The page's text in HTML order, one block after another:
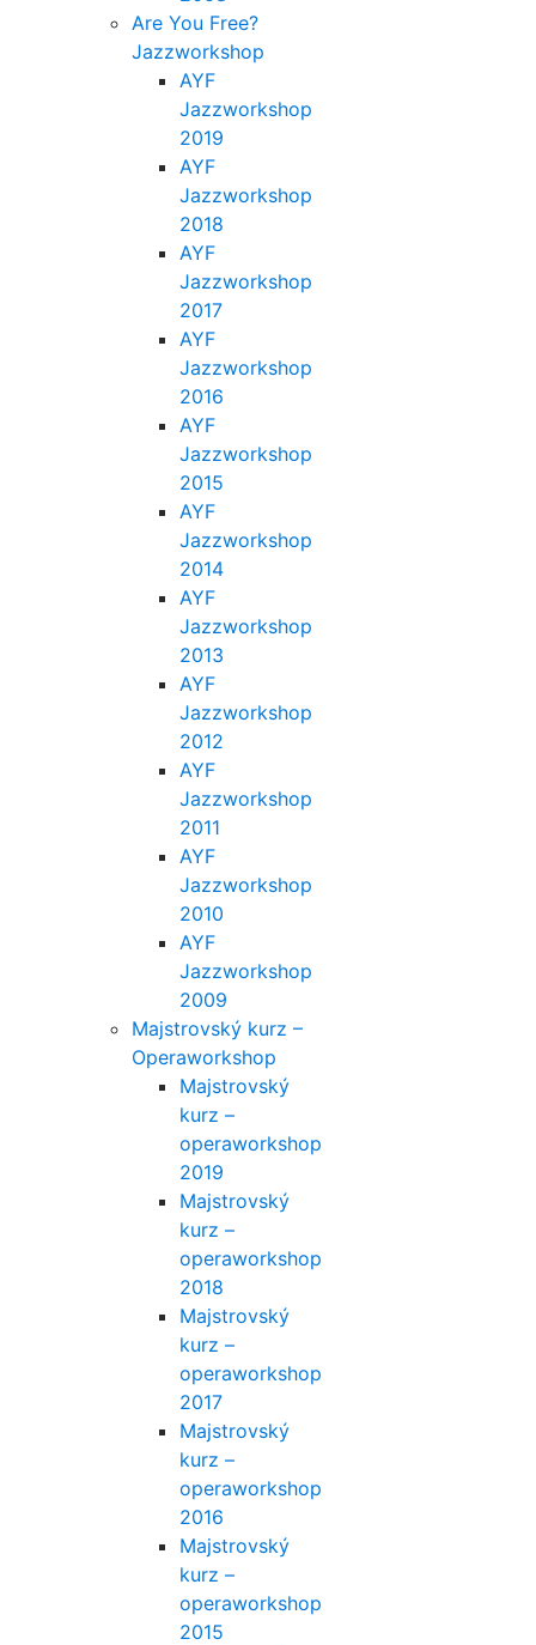
Are You Free?
Jazzworkshop
AYF
Jazzworkshop
2019
AYF
Jazzworkshop
2018
AYF
Jazzworkshop
2017
AYF
Jazzworkshop
2016
AYF
Jazzworkshop
2015
AYF
Jazzworkshop
2014
AYF
Jazzworkshop
2013
AYF
Jazzworkshop
2012
AYF
Jazzworkshop
2011
AYF
Jazzworkshop
2010
AYF
Jazzworkshop
2009
Majstrovský kurz –
Operaworkshop
Majstrovský
kurz –
operaworkshop
2019
Majstrovský
kurz –
operaworkshop
2018
Majstrovský
kurz –
operaworkshop
2017
Majstrovský
kurz –
operaworkshop
2016
Majstrovský
kurz –
operaworkshop
2015